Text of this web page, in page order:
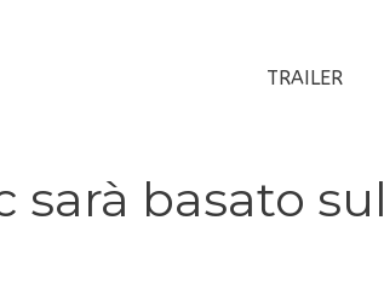
TRAILER
sarà basato sul